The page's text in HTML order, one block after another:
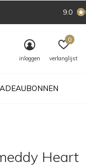
inloggen verlanglijst
0
9.0
Heart